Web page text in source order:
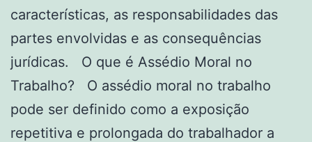
características, as responsabilidades das
partes envolvidas e as consequências
jurídicas. O que é Assédio Moral no
Trabalho? O assédio moral no trabalho
pode ser definido como a exposição
repetitiva e prolongada do trabalhador a